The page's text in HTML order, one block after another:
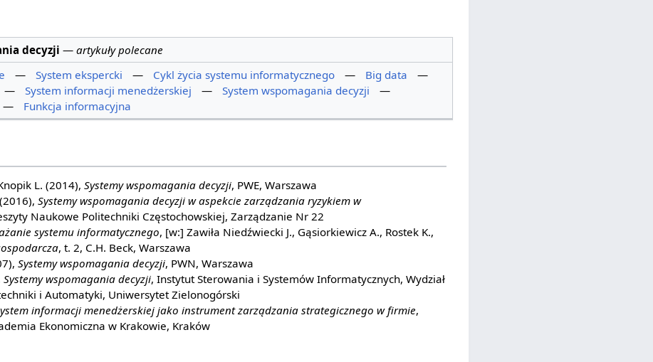
decyzji — artykuły polecane
— System ekspercki — Cykl życia systemu informatycznego — Big data
—
— System informacji menedżerskiej — System wspomagania decyzji
—
— Funkcja informacyjna
L. (2014), Systemy wspomagania decyzji, PWE, Warszawa
Systemy wspomagania decyzji w aspekcie zarządzania ryzykiem w
Naukowe Politechniki Częstochowskiej, Zarządzanie Nr 22
systemu informatycznego, [w:] Zawiła Niedźwiecki J., Gąsiorkiewicz A., Rostek K.,
, t. 2, C.H. Beck, Warszawa
Systemy wspomagania decyzji, PWN, Warszawa
Systemy wspomagania decyzji, Instytut Sterowania i Systemów Informatycznych, Wydział
i Automatyki, Uniwersytet Zielonogórski
informacji menedżerskiej jako instrument zarządzania strategicznego w firmie,
Ekonomiczna w Krakowie, Kraków